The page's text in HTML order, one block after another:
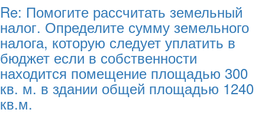
Re: Помогите рассчитать земельный
налог. Определите сумму земельного
налога, которую следует уплатить в
бюджет если в собственности
находится помещение площадью 300
кв. м. в здании общей площадью 1240
кв.м.